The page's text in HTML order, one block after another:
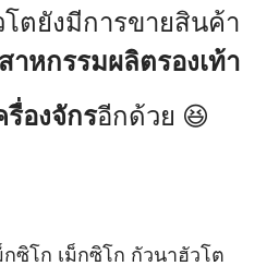
โตยังมีการขายสินค้า
าหกรรมผลิตรองเท้า
รื่องจักรอีกด้วย 😆
กซิโก เม็กซิโก กัวนาฮัวโต